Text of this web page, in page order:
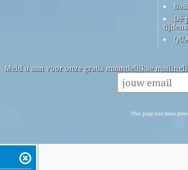
Dé
Meld u aan voor onze gratis maandelijkse
This page has been